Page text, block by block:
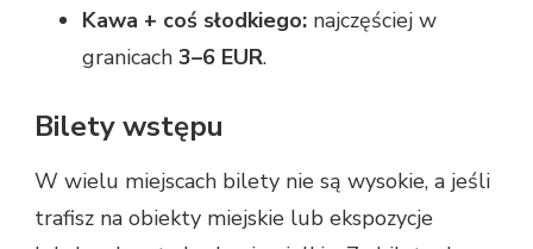
Kawa + coś słodkiego: najczęściej w
granicach 3–6 EUR.
Bilety wstępu
W wielu miejscach bilety nie są wysokie, a jeśli
trafisz na obiekty miejskie lub ekspozycje